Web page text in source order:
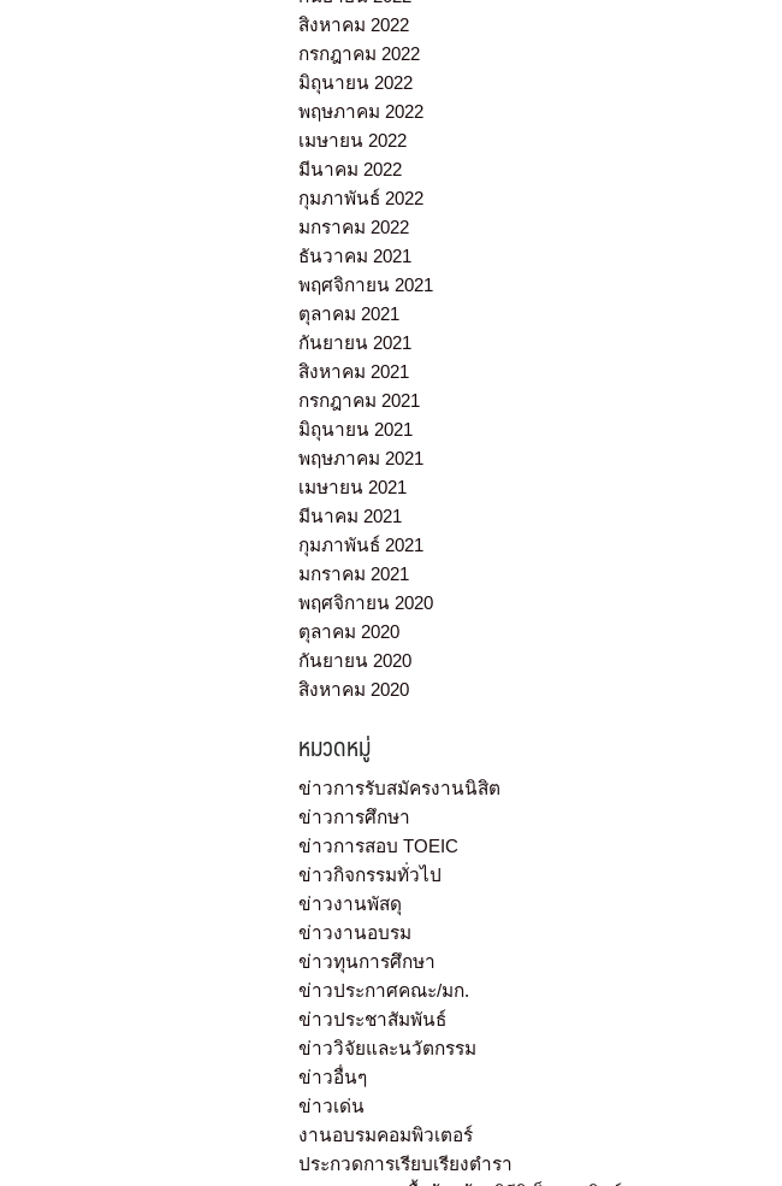
สิงหาคม 2022
กรกฎาคม 2022
มิถุนายน 2022
พฤษภาคม 2022
เมษายน 2022
มีนาคม 2022
กุมภาพันธ์ 2022
มกราคม 2022
ธันวาคม 2021
พฤศจิกายน 2021
ตุลาคม 2021
กันยายน 2021
สิงหาคม 2021
กรกฎาคม 2021
มิถุนายน 2021
พฤษภาคม 2021
เมษายน 2021
มีนาคม 2021
กุมภาพันธ์ 2021
มกราคม 2021
พฤศจิกายน 2020
ตุลาคม 2020
กันยายน 2020
สิงหาคม 2020
หมวดหมู่
ข่าวการรับสมัครงานนิสิต
ข่าวการศึกษา
ข่าวการสอบ TOEIC
ข่าวกิจกรรมทั่วไป
ข่าวงานพัสดุ
ข่าวงานอบรม
ข่าวทุนการศึกษา
ข่าวประกาศคณะ/มก.
ข่าวประชาสัมพันธ์
ข่าววิจัยและนวัตกรรม
ข่าวอื่นๆ
ข่าวเด่น
งานอบรมคอมพิวเตอร์
ประกวดการเรียบเรียงตำรา